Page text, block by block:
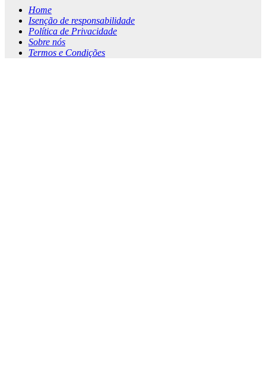
Home
Isenção de responsabilidade
Política de Privacidade
Sobre nós
Termos e Condições